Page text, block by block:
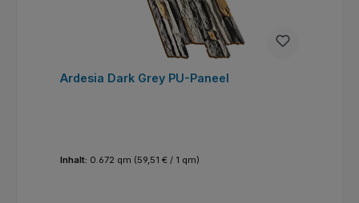
Ardesia Dark Grey PU-Paneel
Inhalt: 0.672 qm (59,51 € / 1 qm)